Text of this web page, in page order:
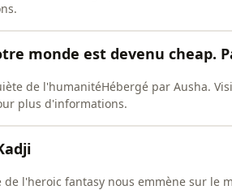
monde est devenu cheap.
de l'humanitéHébergé par Ausha.
plus d'informations.
de l'heroic fantasy nous emmène sur le